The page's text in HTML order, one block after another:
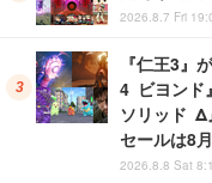
2026.8.7 Fri
『仁王3』
4 ビヨンド
ソリッド Δ
セールは8
2026.8.8 Sat